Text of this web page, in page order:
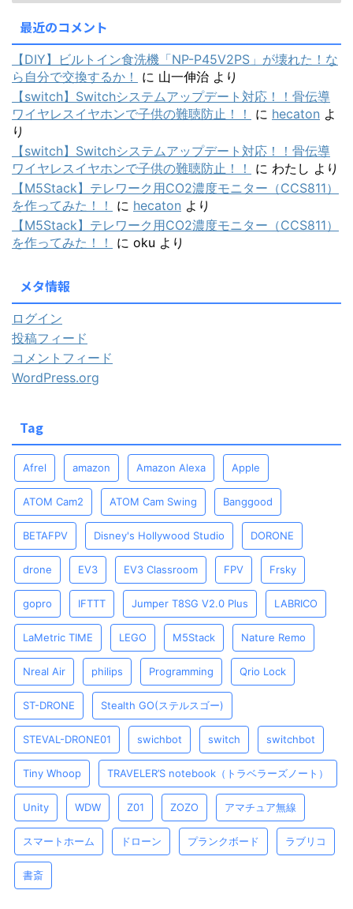
最近のコメント
【DIY】ビルトイン食洗機「NP-P45V2PS」が壊れた！な
ら自分で交換するか！
に 山一伸治 より
【switch】Switchシステムアップデート対応！！骨伝導
ワイヤレスイヤホンで子供の難聴防止！！
に hecaton よ
り
【switch】Switchシステムアップデート対応！！骨伝導
ワイヤレスイヤホンで子供の難聴防止！！
に わたし より
【M5Stack】テレワーク用CO2濃度モニター（CCS811）
を作ってみた！！
に hecaton より
【M5Stack】テレワーク用CO2濃度モニター（CCS811）
を作ってみた！！
に oku より
メタ情報
ログイン
投稿フィード
コメントフィード
WordPress.org
Tag
Afrel amazon Amazon Alexa Apple
ATOM Cam2 ATOM Cam Swing Banggood
BETAFPV Disney's Hollywood Studio DORONE
drone EV3 EV3 Classroom FPV Frsky
gopro IFTTT Jumper T8SG V2.0 Plus LABRICO
LaMetric TIME LEGO M5Stack Nature Remo
Nreal Air philips Programming Qrio Lock
ST-DRONE Stealth GO(ステルスゴー)
STEVAL-DRONE01 swichbot switch switchbot
Tiny Whoop TRAVELER’S notebook（トラベラーズノート）
Unity WDW Z01 ZOZO アマチュア無線
スマートホーム ドローン プランクボード ラブリコ
書斎